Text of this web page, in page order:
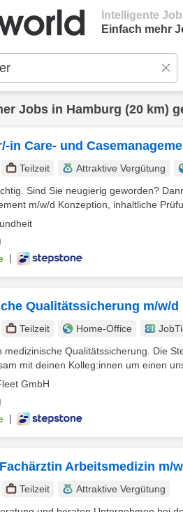
Intelligente
Einfach mehr
Jobs in Hamburg (20 km)
in Care- und
Teilzeit Attraktive Vergütung
Sind Sie neugierig geworden?
m/w/d Konzeption, inhaltliche
Qualitätssicherung m/w/d
Teilzeit Home-Office
medizinische Qualitätssicherung. Die
mit deinen Kolleg:innen um einen
GmbH
Arbeitsmedizin m/
Teilzeit
Attraktive Vergütung